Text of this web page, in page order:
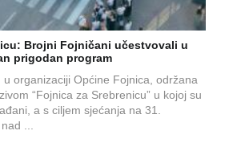
Brojni Fojničani učestvovali u
prigodan program
u organizaciji Općine Fojnica, održana
“Fojnica za Srebrenicu” u kojoj su
a s ciljem sjećanja na 31.
...